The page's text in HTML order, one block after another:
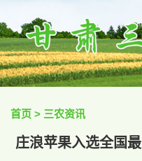
首页 > 三农资讯
庄浪苹果入选全国